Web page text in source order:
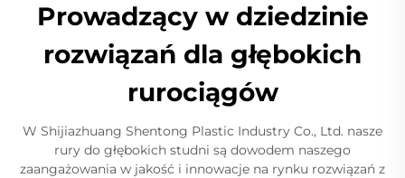
Prowadzący w dziedzinie
rozwiązań dla głębokich
rurociągów
W Shijiazhuang Shentong Plastic Industry Co., Ltd. nasze
rury do głębokich studni są dowodem naszego
zaangażowania w jakość i innowacje na rynku rozwiązań z